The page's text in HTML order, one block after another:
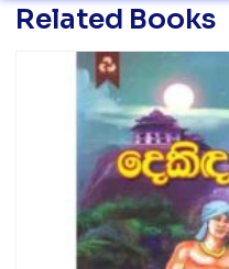
Related Books